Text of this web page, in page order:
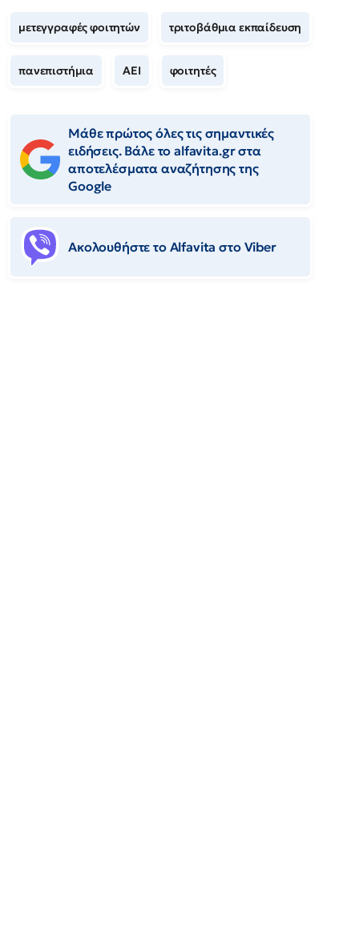
μετεγγραφές φοιτητών τριτοβάθμια εκπαίδευση
πανεπιστήμια ΑΕΙ φοιτητές
Μάθε πρώτος όλες τις σημαντικές
ειδήσεις. Βάλε το alfavita.gr στα
αποτελέσματα αναζήτησης της
Google
Ακολουθήστε το Αlfavita στο Viber